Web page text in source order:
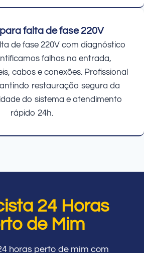
falta de fase 220V
de fase 220V com diagnóstico
falhas na entrada,
cabos e conexões. Profissional
restauração segura da
do sistema e atendimento
rápido 24h.
24 Horas
de Mim
horas perto de mim com